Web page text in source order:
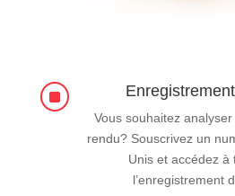
]
Vous souhaitez
rendu? Souscrivez un
Unis et accédez à
l’enregistrement